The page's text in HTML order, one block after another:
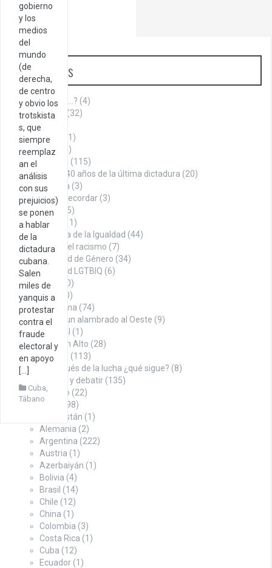
gobierno
y los
medios
del
mundo
(de
derecha,
de centro
y obvio los
trotskista
s, que
siempre
reemplaz
an el
análisis
con sus
prejuicios)
se ponen
a hablar
de la
dictadura
cubana.
Salen
miles de
yanquis a
protestar
contra el
fraude
electoral y
en apoyo
[…]
Cuba
Tábano
Categorías
¿Sabías que…? (4)
Aniversario
(32)
Armenia
Cita del día
(1)
Cultura(144)
(115)
A 40 años de la última dictadura (20)
La Roca (3)
Datos para recordar (3)
Denuncia
(75)
Economía
(11)
En búsqueda de la Igualdad (44)
Contra el racismo (7)
Igualdad de Género (34)
Igualdad LGTBIQ (6)
Noticias
(100)
Opinión (260)
Con firma (74)
Desde un alambrado al Oeste (9)
Editorial (1)
Puño en Alto (28)
Tábano
(113)
Y después de la lucha ¿qué sigue? (8)
Para pensar y debatir (135)
Sindicalismo (22)
Territorio
(498)
Afganistán (1)
Alemania (2)
Argentina (222)
Austria (1)
Azerbaiyán (1)
Bolivia (4)
Brasil (14)
Chile (12)
China (1)
Colombia (3)
Costa Rica (1)
Cuba (12)
Ecuador (1)